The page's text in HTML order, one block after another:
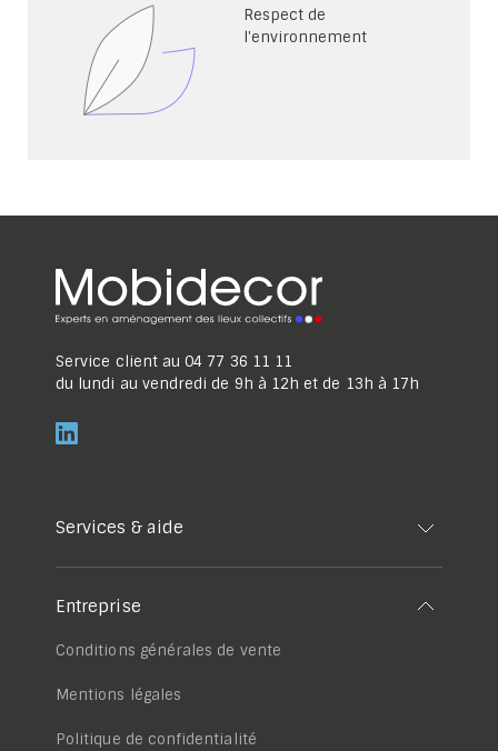
Respect de
l'environnement
Service client au 04 77 36 11 11
du lundi au vendredi de 9h à 12h et de 13h à 17h
Services & aide
Entreprise
Conditions générales de vente
Mentions légales
Politique de confidentialité